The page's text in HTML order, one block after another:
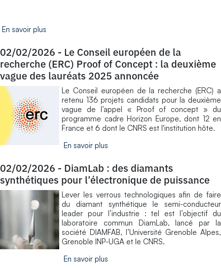
En savoir plus
02/02/2026 - Le Conseil européen de la
recherche (ERC) Proof of Concept : la deuxième
vague des lauréats 2025 annoncée
Le Conseil européen de la recherche (ERC) a
retenu 136 projets candidats pour la deuxième
vague de l’appel « Proof of concept » du
programme cadre Horizon Europe, dont 12 en
France et 6 dont le CNRS est l'institution hôte.
En savoir plus
02/02/2026 - DiamLab : des diamants
synthétiques pour l’électronique de puissance
Lever les verrous technologiques afin de faire
du diamant synthétique le semi-conducteur
leader pour l’industrie : tel est l’objectif du
laboratoire commun DiamLab, lancé par la
société DIAMFAB, l’Université Grenoble Alpes,
Grenoble INP-UGA et le CNRS.
En savoir plus